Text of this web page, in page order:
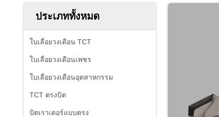
ประเภททั้งหมด
ใบเลื่อยวงเดือน TCT
ใบเลื่อยวงเดือนเพชร
ใบเลื่อยวงเดือนอุตสาหกรรม
TCT ตรงบิต
บิตเราเตอร์แบบตรง